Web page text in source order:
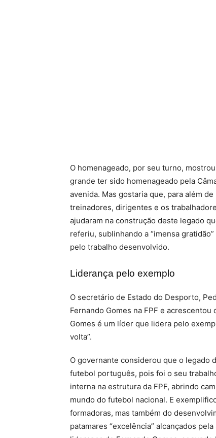
O homenageado, por seu turno,
grande ter sido homenageado pela
avenida. Mas gostaria que, para além
treinadores, dirigentes e os
ajudaram na construção deste legado
referiu, sublinhando a “imensa
pelo trabalho desenvolvido.
Liderança pelo exemplo
O secretário de Estado do Desporto,
Fernando Gomes na FPF e
Gomes é um líder que lidera pelo
volta”.
O governante considerou que o legado
futebol português, pois foi o seu
interna na estrutura da FPF, abrindo
mundo do futebol nacional. E
formadoras, mas também do
patamares “excelência” alcançados